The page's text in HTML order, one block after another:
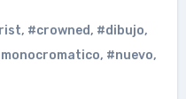
, #crowned, #dibujo,
, #nuevo,